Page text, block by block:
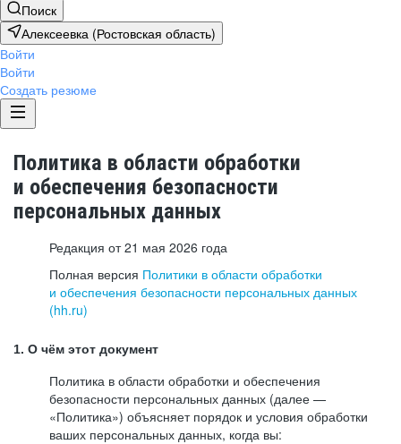
Поиск
Алексеевка (Ростовская область)
Войти
Войти
Создать резюме
Политика в области обработки
и обеспечения безопасности
персональных данных
Редакция от 21 мая 2026 года
Полная версия Политики в области обработки
и обеспечения безопасности персональных данных
(hh.ru)
1. О чём этот документ
Политика в области обработки и обеспечения
безопасности персональных данных (далее —
«Политика») объясняет порядок и условия обработки
ваших персональных данных, когда вы: